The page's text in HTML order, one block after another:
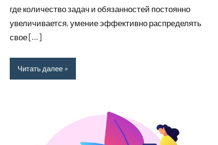
где количество задач и обязанностей постоянно
увеличивается, умение эффективно распределять
свое […]
Читать далее